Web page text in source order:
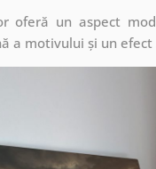
oferă un aspect
a motivului și un